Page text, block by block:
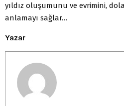
yıldız oluşumunu ve evrimini,
anlamayı sağlar…
Yazar